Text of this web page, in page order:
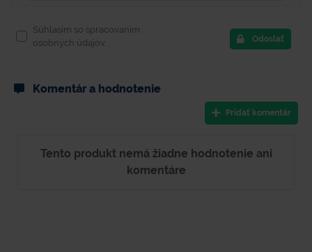
Súhlasím so spracovaním
osobných údajov.
Odoslať
Komentár a hodnotenie
Pridať komentár
Tento produkt nemá žiadne hodnotenie ani
komentáre